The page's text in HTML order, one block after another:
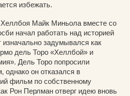
избежать.
Хеллбоя Майк Миньола вместе со
начал работать над историей
задумывался как
дель Торо «Хеллбой» и
Дель Торо попросили
однако он отказался в
фильм по собственному
Рон Перлман отверг идею вновь